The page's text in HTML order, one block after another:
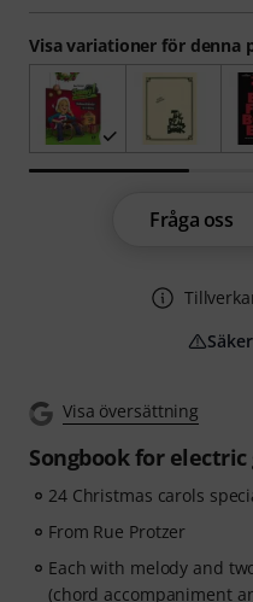
Visa översättning
Songbook for
24 Christmas carols
From Rue Protzer
Each with melody and
(chord accompaniment
Visa variationer för denna
Fråga oss